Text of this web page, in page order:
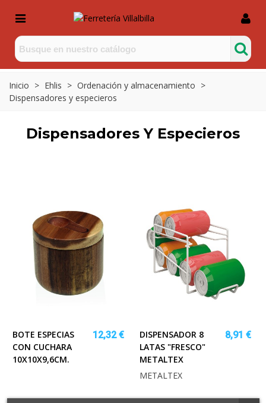
Inicio > Ehlis > Ordenación y almacenamiento >
Dispensadores y especieros
Dispensadores Y Especieros
BOTE ESPECIAS
CON CUCHARA
10X10X9,6CM.
12,32 €
DISPENSADOR 8
LATAS "FRESCO"
METALTEX
8,91 €
METALTEX